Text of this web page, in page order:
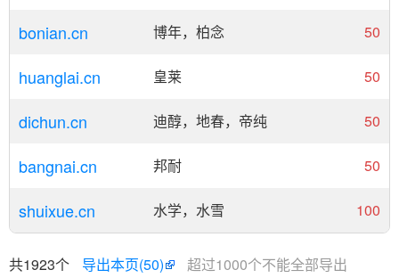
bonian.cn 博年，柏念 50
huanglai.cn 皇莱 50
dichun.cn 迪醇，地春，帝纯 50
bangnai.cn 邦耐 50
shuixue.cn 水学，水雪 100
共1923个 导出本页(50) 超过1000个不能全部导出